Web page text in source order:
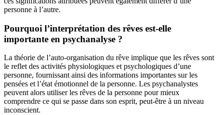
personne à l’autre.
Pourquoi l’interprétation des rêves est-elle
importante en psychanalyse ?
La théorie de l’auto-organisation du rêve implique que les rêves sont
le reflet des activités physiologiques et psychologiques d’une
personne, fournissant ainsi des informations importantes sur les
pensées et l’état émotionnel de la personne. Les psychanalystes
peuvent alors utiliser les rêves de la personne pour mieux
comprendre ce qui se passe dans son esprit, peut-être à un niveau
inconscient.